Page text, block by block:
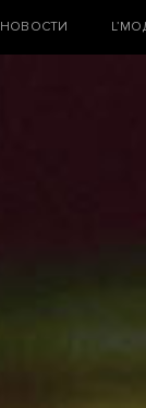
НОВОСТИ